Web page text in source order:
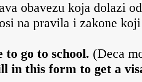
obavezu koja dolazi
na pravila i zakone
to go to school. (Deca
in this form to get a